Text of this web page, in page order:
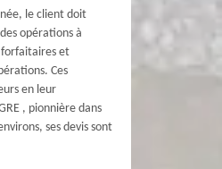
le client doit
opérations à
et
Ces
en leur
, pionnière dans
ses devis sont